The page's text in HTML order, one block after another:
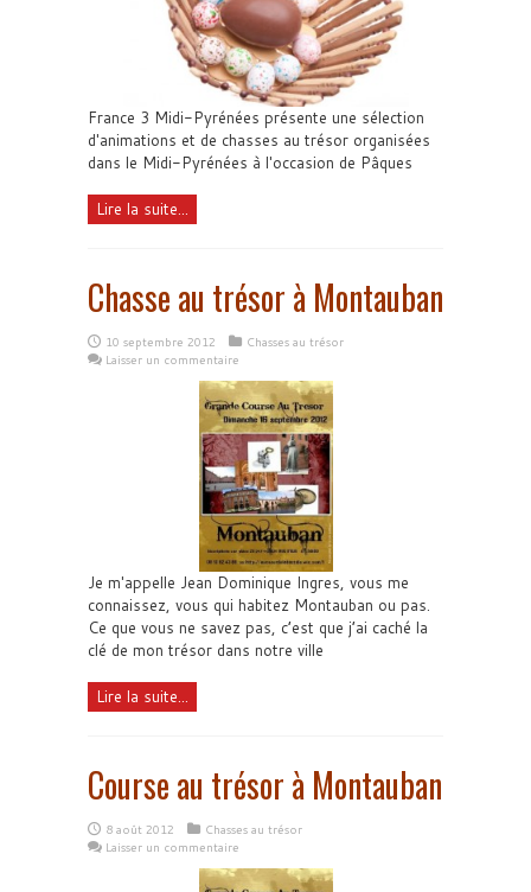
France 3 Midi-Pyrénées présente une sélection
d'animations et de chasses au trésor organisées
dans le Midi-Pyrénées à l'occasion de Pâques
Lire la suite...
Chasse au trésor à Montauban
10 septembre 2012
Chasses au trésor
Laisser un commentaire
Je m'appelle Jean Dominique Ingres, vous me
connaissez, vous qui habitez Montauban ou pas.
Ce que vous ne savez pas, c’est que j’ai caché la
clé de mon trésor dans notre ville
Lire la suite...
Course au trésor à Montauban
8 août 2012
Chasses au trésor
Laisser un commentaire